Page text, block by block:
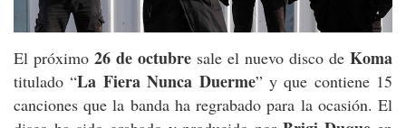
El próximo 26 de octubre sale el nuevo disco de Koma
titulado “La Fiera Nunca Duerme” y que contiene 15
canciones que la banda ha regrabado para la ocasión. El